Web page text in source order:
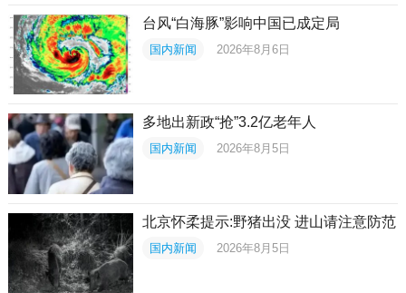
台风“白海豚”影响中国已成定局
国内新闻 2026年8月6日
多地出新政“抢”3.2亿老年人
国内新闻 2026年8月5日
北京怀柔提示:野猪出没 进山请注意防范
国内新闻 2026年8月5日